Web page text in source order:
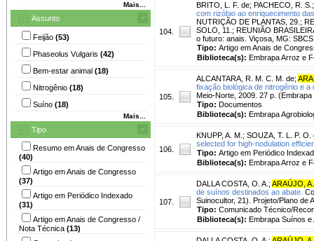
Mais...
Assunto
Feijão (53)
Phaseolus Vulgaris (42)
Bem-estar animal (18)
Nitrogênio (18)
Suíno (18)
Mais...
Tipo
Resumo em Anais de Congresso
(40)
Artigo em Anais de Congresso
(37)
Artigo em Periódico Indexado
(31)
Artigo em Anais de Congresso /
Nota Técnica (13)
104.
BRITO, L. F. de; PACHECO, R. S.
com rizóbio ao enriquecimento
NUTRIÇÃO DE PLANTAS, 29.;
SOLO, 11.; REUNIÃO
o futuro: anais. Viçosa, MG:
Tipo: Artigo em Anais de
Biblioteca(s): Embrapa Arroz e
105.
ALCANTARA, R. M. C. M. de;
fixação biológica de nitrogênio e
Meio-Norte, 2009. 27 p.
Tipo: Documentos
Biblioteca(s): Embrapa
106.
KNUPP, A. M. ; SOUZA, T. L. P. O.
selected for high-nodulation
Tipo: Artigo em Periódico
Biblioteca(s): Embrapa Arroz e
107.
DALLA COSTA, O. A. ; ARAÚJO,
de suínos destinados ao abate.
Suinocultor, 21). Projeto/Plano de
Tipo: Comunicado Técnico/
Biblioteca(s): Embrapa Suínos e